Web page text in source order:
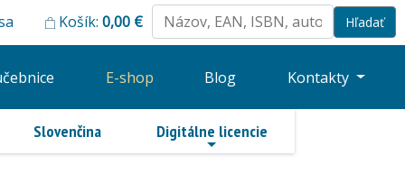
Košík: 0,00 €
E-shop Blog Kontakty
Slovenčina Digitálne licencie